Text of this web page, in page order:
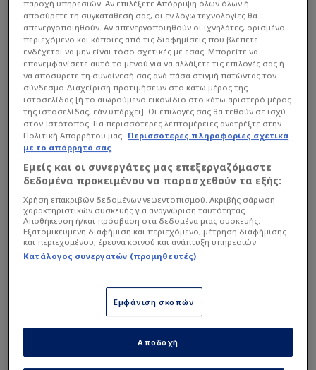
οκτάρια κάνανε, την μπάλα δεν μπορούσαν να
κρατήσουν ούτε 30 δευτερόλεπτα. Και δώστου
επίθεση και πίεση από τον Ολυμπιακό.
Ε, μια φορά θα πάει η στάμνά στη βρύση, δυο
φορές θα πάει η στάμνα στη βρύση, κάποια
στιγμή θα σπάσει.
Κι έσπασε όταν ο Χατζηγιοβάνης έκανε τον τέλειο
συνδιασμό τριπλού άξελ με διπλό τόλουπ,
αφήνοντας ανενόχλητο τον Ραφίνια να μπουκάρει
στην περιοχή. Μπούκαρε, πάσαρε, σούταρε ο
Μασούρας, απέκρουσε ο Διούδης, πήρε το
ρημπάουντ ο Φορτούνης, αντίο ζωή. Και μεγάλο
μοναδικός επικίνδυνος επιθετικός του
τριφυλλιού μιας και ο Καρλίτος με τον Μακέντα
βλέπανε τον Σισέ με τον Σεμέδο και τους φεύγανε
παροχή υπηρεσιών. Αν επιλέξετε Απόρριψη όλων όλων ή
αποσύρετε τη συγκατάθεσή σας, οι εν λόγω τεχνολογίες θα
απενεργοποιηθούν. Αν απενεργοποιηθούν οι ιχνηλάτες, ορισμένο
περιεχόμενο και κάποιες από τις διαφημίσεις που βλέπετε
ενδέχεται να μην είναι τόσο σχετικές με εσάς. Μπορείτε να
επανεμφανίσετε αυτό το μενού για να αλλάξετε τις επιλογές σας ή
να αποσύρετε τη συναίνεσή σας ανά πάσα στιγμή πατώντας τον
σύνδεσμο Διαχείριση προτιμήσεων στο κάτω μέρος της
ιστοσελίδας [ή το αιωρούμενο εικονίδιο στο κάτω αριστερό μέρος
της ιστοσελίδας, εάν υπάρχει]. Οι επιλογές σας θα τεθούν σε ισχύ
στον Ιστότοπος. Για περισσότερες λεπτομέρειες ανατρέξτε στην
Πολιτική Απορρήτου μας. Περισσότερες πληροφορίες σχετικά
με το απόρρητό σας
Εμείς και οι συνεργάτες μας επεξεργαζόμαστε
δεδομένα προκειμένου να παρασχεθούν τα εξής:
Χρήση επακριβών δεδομένων γεωεντοπισμού. Ακριβής σάρωση
χαρακτηριστικών συσκευής για αναγνώριση ταυτότητας.
Αποθήκευση ή/και πρόσβαση στα δεδομένα μιας συσκευής.
Εξατομικευμένη διαφήμιση και περιεχόμενο, μέτρηση διαφήμισης
και περιεχομένου, έρευνα κοινού και ανάπτυξη υπηρεσιών.
Κατάλογος συνεργατών (προμηθευτές)
Εμφάνιση σκοπών
Αποδοχή